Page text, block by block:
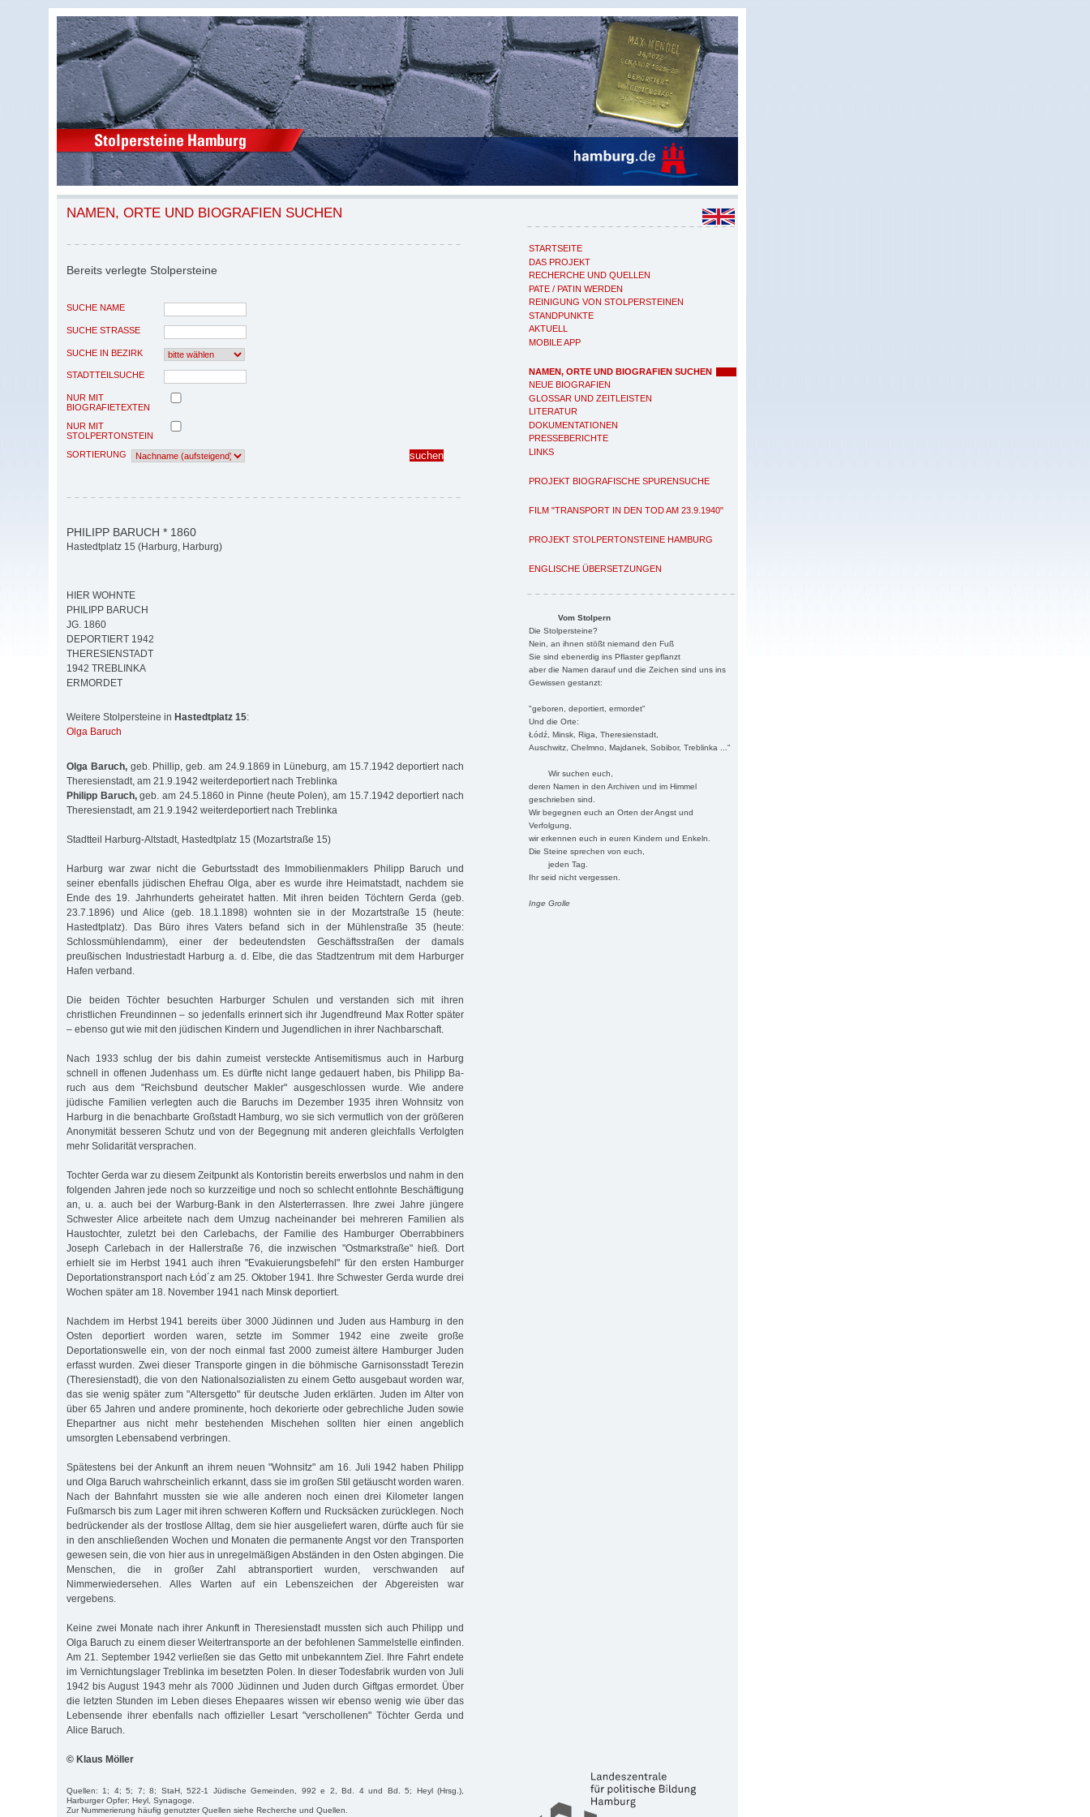
STARTSEITE
DAS PROJEKT
RECHERCHE UND QUELLEN
PATE / PATIN WERDEN
REINIGUNG VON STOLPERSTEINEN
STANDPUNKTE
AKTUELL
MOBILE APP
NAMEN, ORTE UND BIOGRAFIEN SUCHEN
NEUE BIOGRAFIEN
GLOSSAR UND ZEITLEISTEN
LITERATUR
DOKUMENTATIONEN
PRESSEBERICHTE
LINKS
PROJEKT BIOGRAFISCHE SPURENSUCHE
FILM "TRANSPORT IN DEN TOD AM 23.9.1940"
PROJEKT STOLPERTONSTEINE HAMBURG
ENGLISCHE ÜBERSETZUNGEN
Vom Stolpern
Die Stolpersteine?
Nein, an ihnen stößt niemand den Fuß
Sie sind ebenerdig ins Pflaster gepflanzt
aber die Namen darauf und die Zeichen sind uns ins
Gewissen gestanzt:
"geboren, deportiert, ermordet"
Und die Orte:
Łódź, Minsk, Riga, Theresienstadt,
Auschwitz, Chelmno, Majdanek, Sobibor, Treblinka ..."
Wir suchen euch,
deren Namen in den Archiven und im Himmel
geschrieben sind.
Wir begegnen euch an Orten der Angst und
Verfolgung,
wir erkennen euch in euren Kindern und Enkeln.
Die Steine sprechen von euch,
jeden Tag.
Ihr seid nicht vergessen.
Inge Grolle
NAMEN, ORTE UND BIOGRAFIEN SUCHEN
Bereits verlegte Stolpersteine
SUCHE NAME
SUCHE STRASSE
SUCHE IN BEZIRK
STADTTEILSUCHE
NUR MIT
BIOGRAFIETEXTEN
NUR MIT
STOLPERTONSTEIN
SORTIERUNG
PHILIPP BARUCH * 1860
Hastedtplatz 15 (Harburg, Harburg)
HIER WOHNTE
PHILIPP BARUCH
JG. 1860
DEPORTIERT 1942
THERESIENSTADT
1942 TREBLINKA
ERMORDET
Weitere Stolpersteine in Hastedtplatz 15:
Olga Baruch
Olga Baruch,geb. Phillip, geb. am 24.9.1869 in Lüneburg, am 15.7.1942 deportiert nach
Theresienstadt, am 21.9.1942 weiterdeportiert nach Treblinka
Philipp Baruch,geb. am 24.5.1860 in Pinne (heute Polen), am 15.7.1942 deportiert nach
Theresienstadt, am 21.9.1942 weiterdeportiert nach Treblinka
Stadtteil Harburg-Altstadt, Hastedtplatz 15 (Mozartstraße 15)
Harburg war zwar nicht die Geburtsstadt des Immobilienmaklers Philipp Baruch und
seiner ebenfalls jüdischen Ehefrau Olga, aber es wurde ihre Heimatstadt, nachdem sie
Ende des 19. Jahrhunderts geheiratet hatten. Mit ihren beiden Töchtern Gerda (geb.
23.7.1896) und Alice (geb. 18.1.1898) wohnten sie in der Mozartstraße 15 (heute:
Hastedtplatz). Das Büro ihres Vaters befand sich in der Mühlenstraße 35 (heute:
Schlossmühlendamm), einer der bedeutendsten Geschäftsstraßen der damals
preußischen Industriestadt Harburg a. d. Elbe, die das Stadtzentrum mit dem Harburger
Hafen verband.
Die beiden Töchter besuchten Harburger Schulen und verstanden sich mit ihren
christlichen Freundinnen – so jedenfalls erinnert sich ihr Jugendfreund Max Rotter später
– ebenso gut wie mit den jüdischen Kindern und Jugendlichen in ihrer Nachbarschaft.
Nach 1933 schlug der bis dahin zumeist versteckte Antisemitismus auch in Harburg
schnell in offenen Judenhass um. Es dürfte nicht lange gedauert haben, bis Philipp Ba­
ruch aus dem "Reichsbund deutscher Makler" ausgeschlossen wurde. Wie andere
jüdische Familien verlegten auch die Baruchs im Dezember 1935 ihren Wohnsitz von
Harburg in die benachbarte Großstadt Hamburg, wo sie sich vermutlich von der größeren
Anonymität besseren Schutz und von der Begegnung mit anderen gleichfalls Verfolgten
mehr Solidarität versprachen.
Tochter Gerda war zu diesem Zeitpunkt als Kontoristin bereits erwerbslos und nahm in den
folgenden Jahren jede noch so kurzzeitige und noch so schlecht entlohnte Beschäftigung
an, u. a. auch bei der Warburg-Bank in den Alsterterrassen. Ihre zwei Jahre jüngere
Schwester Alice arbeitete nach dem Umzug nacheinander bei mehreren Familien als
Haustochter, zuletzt bei den Carlebachs, der Familie des Hamburger Oberrabbiners
Joseph Carlebach in der Hallerstraße 76, die inzwischen "Ostmarkstraße" hieß. Dort
erhielt sie im Herbst 1941 auch ihren "Evakuierungsbefehl" für den ersten Hamburger
Deportationstransport nach Łód´z am 25. Oktober 1941. Ihre Schwester Gerda wurde drei
Wochen später am 18. November 1941 nach Minsk deportiert.
Nachdem im Herbst 1941 bereits über 3000 Jüdinnen und Juden aus Hamburg in den
Osten deportiert worden waren, setzte im Sommer 1942 eine zweite große
Deportationswelle ein, von der noch einmal fast 2000 zumeist ältere Hamburger Juden
erfasst wurden. Zwei dieser Transporte gingen in die böhmische Garnisonsstadt Terezin
(Theresienstadt), die von den Nationalsozialisten zu einem Getto ausgebaut worden war,
das sie wenig später zum "Altersgetto" für deutsche Juden erklärten. Juden im Alter von
über 65 Jahren und andere prominente, hoch dekorierte oder gebrechliche Juden sowie
Ehepartner aus nicht mehr bestehenden Mischehen sollten hier einen angeblich
umsorgten Lebensabend verbringen.
Spätestens bei der Ankunft an ihrem neuen "Wohnsitz" am 16. Juli 1942 haben Philipp
und Olga Baruch wahrscheinlich erkannt, dass sie im großen Stil getäuscht worden waren.
Nach der Bahnfahrt mussten sie wie alle anderen noch einen drei Kilometer langen
Fußmarsch bis zum Lager mit ihren schweren Koffern und Rucksäcken zurücklegen. Noch
bedrückender als der trostlose Alltag, dem sie hier ausgeliefert waren, dürfte auch für sie
in den anschließenden Wochen und Monaten die permanente Angst vor den Transporten
gewesen sein, die von hier aus in unregelmäßigen Abständen in den Osten abgingen. Die
Menschen, die in großer Zahl abtransportiert wurden, verschwanden auf
Nimmerwiedersehen. Alles Warten auf ein Lebenszeichen der Abgereisten war
vergebens.
Keine zwei Monate nach ihrer Ankunft in Theresienstadt mussten sich auch Philipp und
Olga Baruch zu einem dieser Weitertransporte an der befohlenen Sammelstelle einfinden.
Am 21. September 1942 verließen sie das Getto mit unbekanntem Ziel. Ihre Fahrt endete
im Vernichtungslager Treblinka im besetzten Polen. In dieser Todesfabrik wurden von Juli
1942 bis August 1943 mehr als 7000 Jüdinnen und Juden durch Giftgas ermordet. Über
die letzten Stunden im Leben dieses Ehepaares wissen wir ebenso wenig wie über das
Lebensende ihrer ebenfalls nach offizieller Lesart "verschollenen" Töchter Gerda und
Alice Baruch.
© Klaus Möller
Quellen: 1; 4; 5; 7; 8; StaH, 522-1 Jüdische Gemeinden, 992 e 2, Bd. 4 und Bd. 5; Heyl (Hrsg.),
Harburger Opfer; Heyl, Synagoge.
Zur Nummerierung häufig genutzter Quellen siehe Recherche und Quellen.